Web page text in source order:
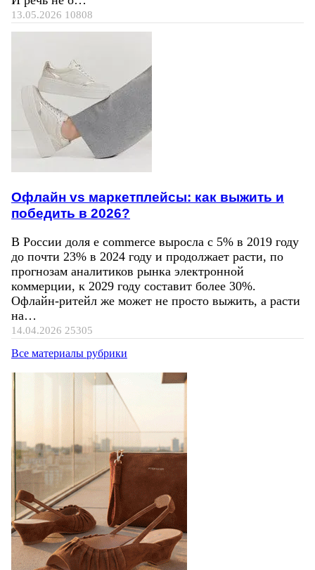
13.05.2026 10808
Офлайн vs маркетплейсы: как выжить и
победить в 2026?
В России доля e commerce выросла с 5% в 2019 году
до почти 23% в 2024 году и продолжает расти, по
прогнозам аналитиков рынка электронной
коммерции, к 2029 году составит более 30%.
Офлайн-ритейл же может не просто выжить, а расти
на…
14.04.2026 25305
Все материалы рубрики